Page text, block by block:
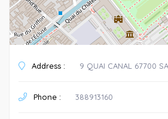
Address : 9 QUAI CANAL 67700
Phone : 388913160